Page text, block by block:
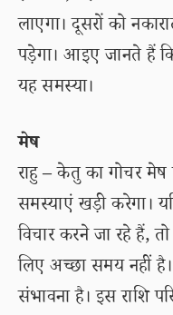
लाएगा। दूसरों को
पड़ेगा। आइए जानते हैं
यह समस्या।
मेष
राहु – केतु का गोचर
समस्याएं खड़ी करेगा।
विचार करने जा रहे हैं,
लिए अच्छा समय नहीं
संभावना है। इस राशि